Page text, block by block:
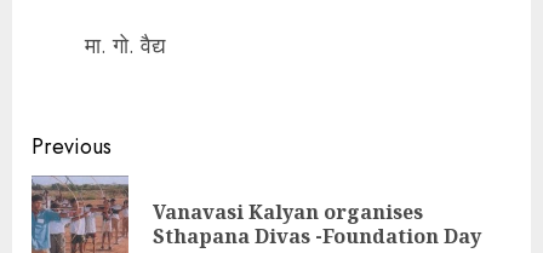
मा. गो. वैद्य
Continue
Reading
Previous
Vanavasi Kalyan organises
Sthapana Divas -Foundation Day